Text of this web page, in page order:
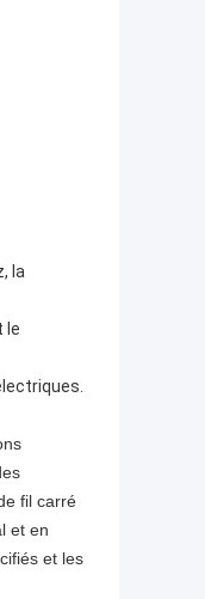
la
le
fil carré
et en
et les